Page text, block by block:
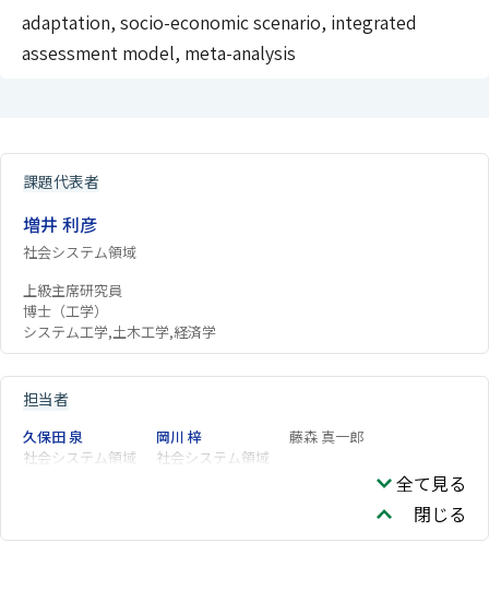
adaptation, socio-economic scenario, integrated
assessment model, meta-analysis
課題代表者
増井 利彦
社会システム領域
上級主席研究員
博士（工学）
システム工学,土木工学,経済学
担当者
久保田 泉
社会システム領域
岡川 梓
社会システム領域
藤森 真一郎
全て見る
閉じる